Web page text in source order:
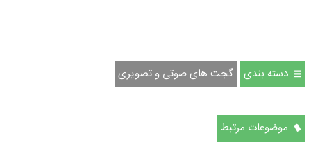
دسته بندی گجت های صوتی و تصویری
موضوعات مرتبط